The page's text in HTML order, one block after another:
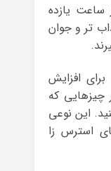
ساعت یازده
تر و جوان
افزایش
چیزهایی که
این نوعی
استرس زا